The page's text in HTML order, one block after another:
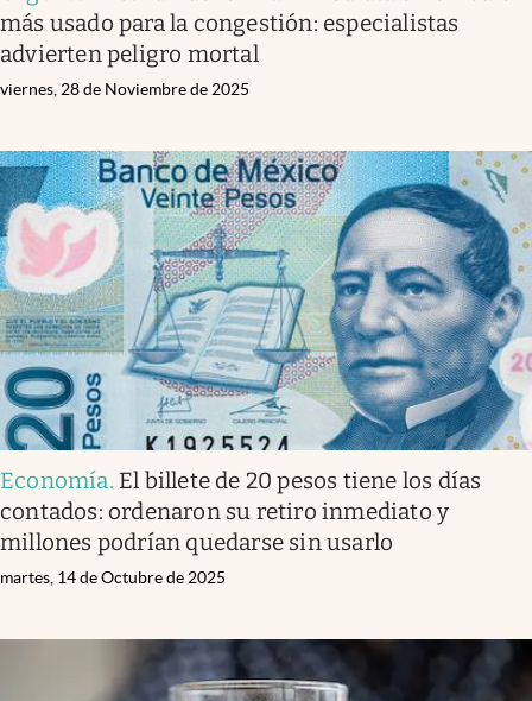
más usado para la congestión: especialistas
advierten peligro mortal
viernes, 28 de Noviembre de 2025
Economía. El billete de 20 pesos tiene los días
contados: ordenaron su retiro inmediato y
millones podrían quedarse sin usarlo
martes, 14 de Octubre de 2025